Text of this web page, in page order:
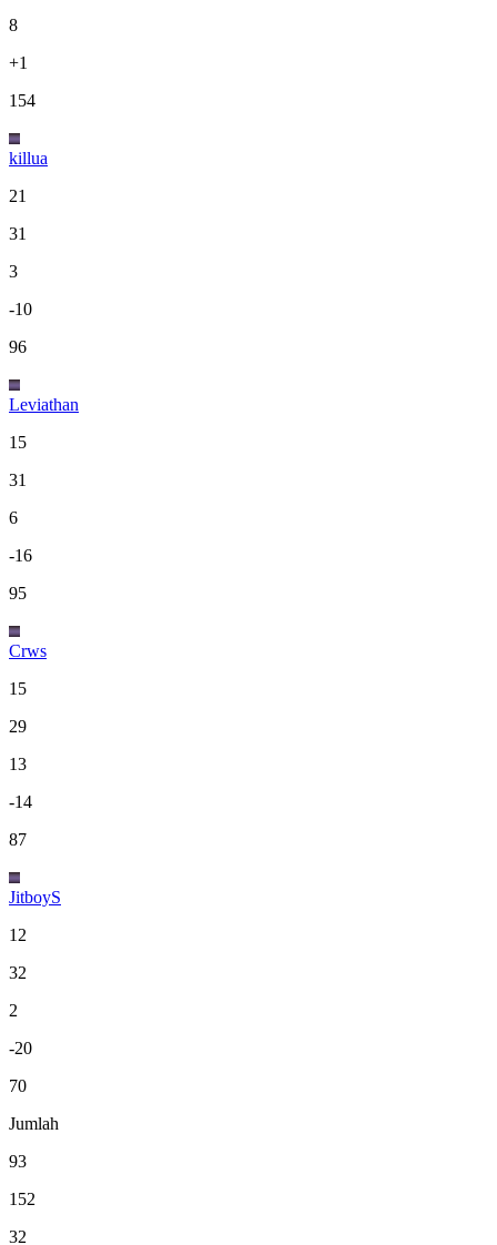
8
+1
154
killua
21
31
3
-10
96
Leviathan
15
31
6
-16
95
Crws
15
29
13
-14
87
JitboyS
12
32
2
-20
70
Jumlah
93
152
32